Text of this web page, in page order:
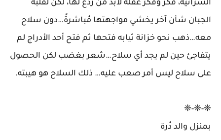
الشرانية، فكر وفكر عقله لابد من ردع لها، لكن لقلبه
الجبان شأن آخر يخشي مواجهتها مُباشرةً…دون سلاح
معه…ذهب نحو خزانة ثيابه فتحها ثم فتح أحد الأدراج لم
يتفاجئ حين لم يجد أي سلاح…شعر بغضب لكن الحصول
على سلاح ليس أمر صعب عليه… ذلك السلاح هو هيبته.
❈-❈-❈
بمنزل والد دُرة